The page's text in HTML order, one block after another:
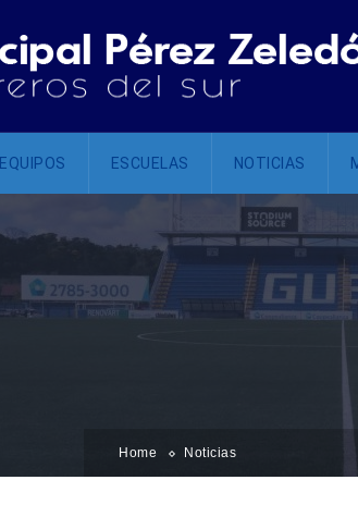
EQUIPOS ESCUELAS NOTICIAS
Home Noticias